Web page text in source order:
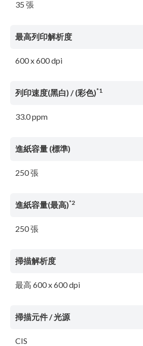
35 張
最高列印解析度
600 x 600 dpi
列印速度(黑白) / (彩色)*1
33.0 ppm
進紙容量 (標準)
250 張
進紙容量(最高)*2
250 張
掃描解析度
最高 600 x 600 dpi
掃描元件 / 光源
CIS